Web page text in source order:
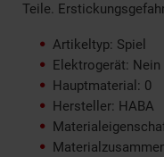
Teile.
Artikeltyp: Spiel
Elektrogerät: Nein
Hauptmaterial: 0
Hersteller: HABA